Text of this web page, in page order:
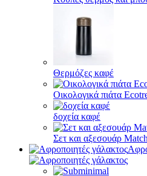
Θερμόζες καφέ
Οικολογικά πιάτα
δοχεία καφέ
Σετ και αξεσουάρ